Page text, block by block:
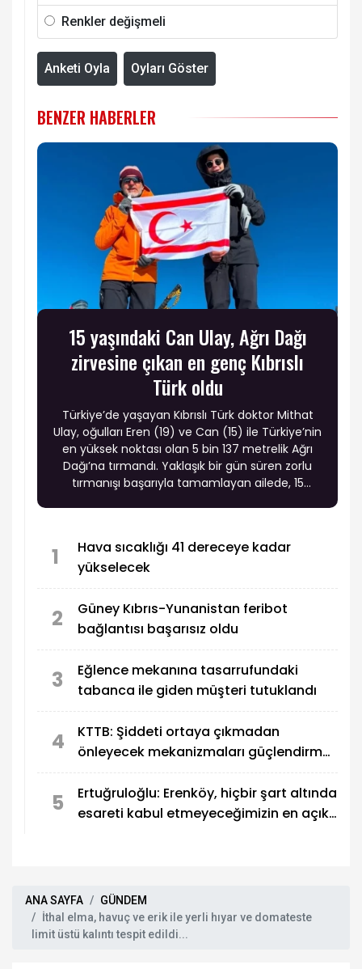
Renkler değişmeli
Anketi Oyla Oyları Göster
BENZER HABERLER
15 yaşındaki Can Ulay, Ağrı Dağı
zirvesine çıkan en genç Kıbrıslı
Türk oldu
Türkiye’de yaşayan Kıbrıslı Türk doktor Mithat
Ulay, oğulları Eren (19) ve Can (15) ile Türkiye’nin
en yüksek noktası olan 5 bin 137 metrelik Ağrı
Dağı’na tırmandı. Yaklaşık bir gün süren zorlu
tırmanışı başarıyla tamamlayan ailede, 15
1
Hava sıcaklığı 41 dereceye kadar
yükselecek
2
Güney Kıbrıs-Yunanistan feribot
bağlantısı başarısız oldu
3
Eğlence mekanına tasarrufundaki
tabanca ile giden müşteri tutuklandı
4
KTTB: Şiddeti ortaya çıkmadan
önleyecek mekanizmaları güçlendirmek
5
Ertuğruloğlu: Erenköy, hiçbir şart altında
esareti kabul etmeyeceğimizin en açık
ANA SAYFA
GÜNDEM
İthal elma, havuç ve erik ile yerli hıyar ve domateste
limit üstü kalıntı tespit edildi...